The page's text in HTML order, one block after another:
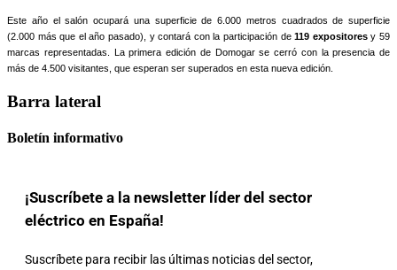
Este año el salón ocupará una superficie de 6.000 metros cuadrados de superficie
(2.000 más que el año pasado), y contará con la participación de119 expositoresy 59
marcas representadas. La primera edición de Domogar se cerró con la presencia de
más de 4.500 visitantes, que esperan ser superados en esta nueva edición.
Barra lateral
Boletín informativo
¡Suscríbete a la newsletter líder del sector
eléctrico en España!
Suscríbete para recibir las últimas noticias del sector,